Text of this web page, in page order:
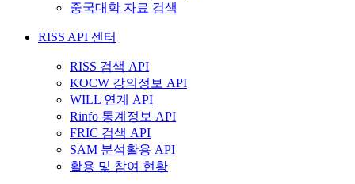
중국대학 자료 검색
RISS API 센터
RISS 검색 API
KOCW 강의정보 API
WILL 연계 API
Rinfo 통계정보 API
FRIC 검색 API
SAM 분석활용 API
활용 및 참여 현황